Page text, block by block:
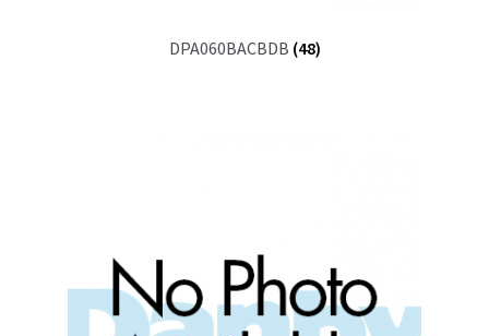
DPA060BACBDB (48)